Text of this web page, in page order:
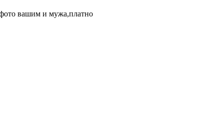
вашим и мужа,платно